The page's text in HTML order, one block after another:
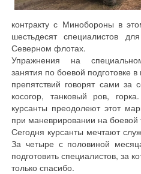
контракту с Минобороны в
шестьдесят специалистов
Северном флотах.
Упражнения на
занятия по боевой подготовке
препятствий говорят сами за
косогор, танковый ров,
курсанты преодолеют этот
при маневрировании на боевой
Сегодня курсанты мечтают
За четыре с половиной
подготовить специалистов, за
только спасибо.